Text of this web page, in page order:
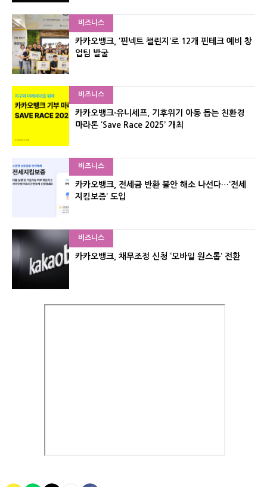
비즈니스
카카오뱅크, ‘핀넥트 챌린지’로 12개 핀테크 예비 창
업팀 발굴
비즈니스
카카오뱅크·유니세프, 기후위기 아동 돕는 친환경
마라톤 ‘Save Race 2025’ 개최
비즈니스
카카오뱅크, 전세금 반환 불안 해소 나선다…‘전세
지킴보증’ 도입
비즈니스
카카오뱅크, 채무조정 신청 ‘모바일 원스톱’ 전환